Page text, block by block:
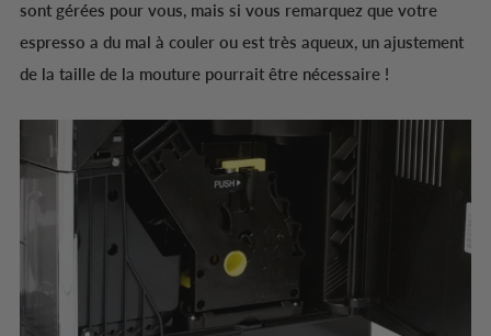
sont gérées pour vous, mais si vous remarquez que votre
espresso a du mal à couler ou est très aqueux, un ajustement
de la taille de la mouture pourrait être nécessaire !